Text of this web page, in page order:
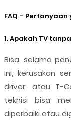
FAQ –
1. Apakah TV
Bisa, selama
ini, kerusakan
driver, atau T-
teknisi bisa
diperbaiki atau